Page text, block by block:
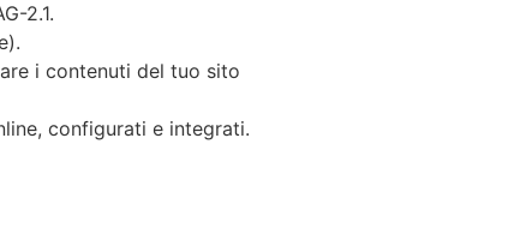
2.1.
i contenuti del tuo sito
configurati e integrati.